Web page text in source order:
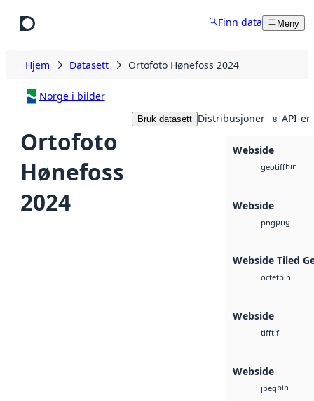
Finn data Meny
Hjem Datasett Ortofoto Hønefoss 2024
Norge i bilder
Ortofoto
Hønefoss
2024
Bruk datasett Distribusjoner 8 API-er
Webside
geotiffbin
Webside
pngpng
Webside Tiled
octetbin
Webside
tifftif
Webside
jpegbin